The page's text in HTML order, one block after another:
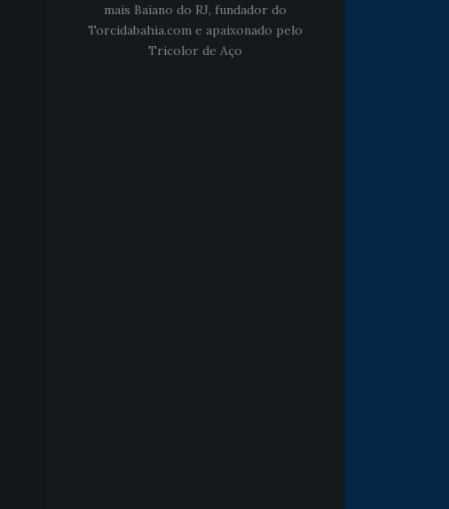
mais Baiano do RJ, fundador do
Torcidabahia.com e apaixonado pelo
Tricolor de Aço